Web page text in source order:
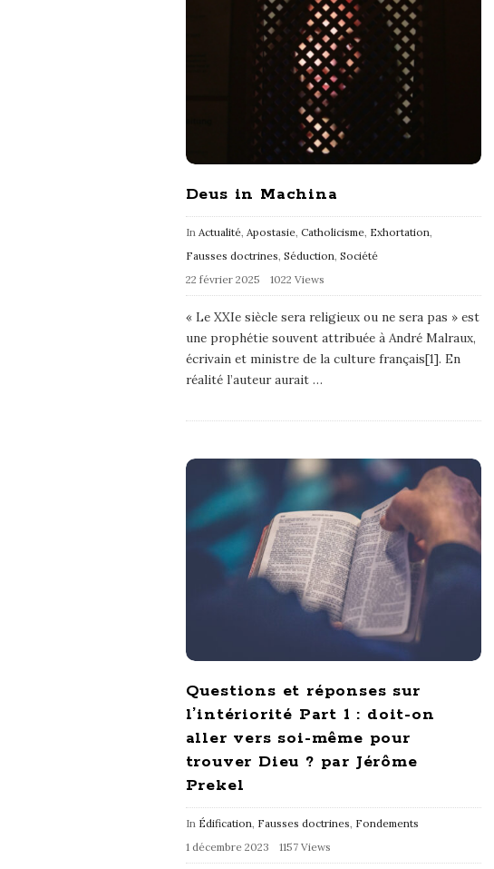
Deus in Machina
In Actualité, Apostasie, Catholicisme, Exhortation
Fausses doctrines Séduction Société
22 février 2025
1022 Views
« Le XXIe siècle sera religieux ou ne sera pas » est
une prophétie souvent attribuée à André Malraux,
écrivain et ministre de la culture français[1]. En
réalité l’auteur aurait…
Questions et réponses sur
l’intériorité Part 1 : doit-on
aller vers soi-même pour
trouver Dieu ? par Jérôme
Prekel
In Édification Fausses doctrines Fondements
1 décembre 2023
1157 Views